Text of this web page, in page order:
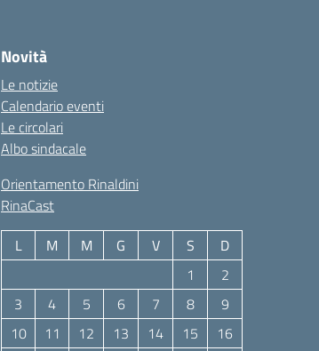
Novità
Le notizie
Calendario eventi
Le circolari
Albo sindacale
Orientamento Rinaldini
RinaCast
L M M G V S
D
1
2
3
4 5 6 7 8
9
10
11 12 13 14 15
16